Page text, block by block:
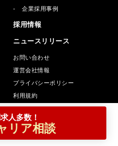
人多数！
リア相談
企業採用事例
採用情報
ニュースリリース
お問い合わせ
運営会社情報
プライバシーポリシー
利用規約